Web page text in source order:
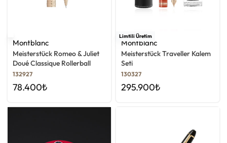
Montblanc
Meisterstück Romeo & Juliet
Doué Classique Rollerball
Kalem
132927
78.400₺
Limtili Üretim
Montblanc
Meisterstück Traveller Kalem
Seti
130327
295.900₺